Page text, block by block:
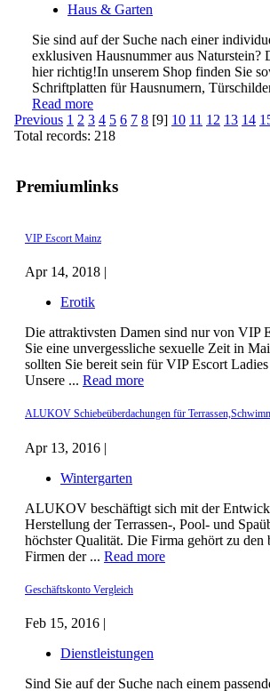
Premiumlinks
VIP Escort Mainz
Apr 14, 2018 |
Erotik
Die attraktivsten Damen sind nur von VIP
Sie eine unvergessliche sexuelle Zeit in
sollten Sie bereit sein für VIP Escort
Unsere ... Read more
ALUKOV Schiebeüberdachungen für
Apr 13, 2016 |
Wintergarten
ALUKOV beschäftigt sich mit der
Herstellung der Terrassen-, Pool- und
höchster Qualität. Die Firma gehört zu den
Firmen der ... Read more
Geschäftskonto Vergleich
Feb 15, 2016 |
Dienstleistungen
Sind Sie auf der Suche nach einem
Haus & Garten
Sie sind auf der Suche nach einer
exklusiven Hausnummer aus Naturstein?
hier richtig!In unserem Shop finden Sie
Schriftplatten für Hausnumern,
Read more
Previous 1 2 3 4 5 6 7 8 [9] 10 11 12 13 14
Total records: 218